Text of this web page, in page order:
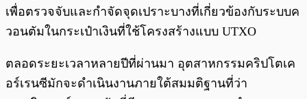
เพื่อตรวจจับและกำจัดจุดเปราะบางที่เกี่ยวข้องกับระบบค
วอนตัมในกระเป๋าเงินที่ใช้โครงสร้างแบบ UTXO
ตลอดระยะเวลาหลายปีที่ผ่านมา อุตสาหกรรมคริปโตเค
อร์เรนซีมักจะดำเนินงานภายใต้สมมติฐานที่ว่า